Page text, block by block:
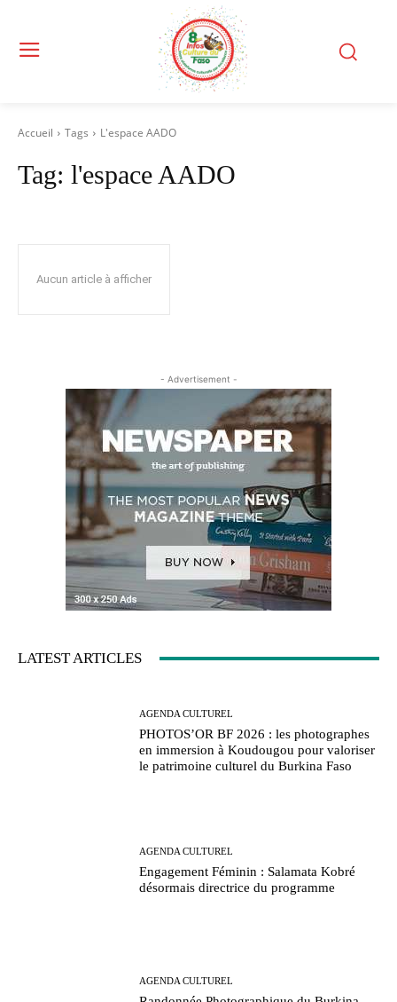
Accueil Tags L'espace AADO
Tag: l'espace AADO
Aucun article à afficher
- Advertisement -
LATEST ARTICLES
AGENDA CULTUREL
PHOTOS’OR BF 2026 : les photographes
en immersion à Koudougou pour valoriser
le patrimoine culturel du Burkina Faso
AGENDA CULTUREL
Engagement Féminin : Salamata Kobré
désormais directrice du programme
AGENDA CULTUREL